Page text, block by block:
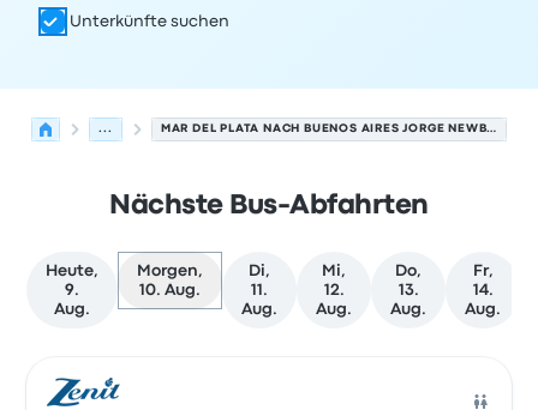
Unterkünfte suchen
... MAR DEL PLATA NACH BUENOS AIRES JORGE NEWBERY AIRPORT
Nächste Bus-Abfahrten
Heute,
9.
Aug.
Morgen,
10. Aug.
Di,
11.
Aug.
Mi,
12.
Aug.
Do,
13.
Aug.
Fr,
14.
Aug.